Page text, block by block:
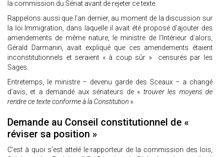
la commission du Sénat avant de rejeter ce texte.
Rappelons aussi que l’an dernier, au moment de la discussion sur
la loi Immigration, dans laquelle il avait été proposé d’ajouter des
amendements de même nature, le ministre de l’Intérieur d’alors,
Gérald Darmanin, avait expliqué que ces amendements étaient
inconstitutionnels et seraient « à coup sûr » censurés par les
Sages.
Entretemps, le ministre – devenu garde des Sceaux – a changé
d’avis, et a demandé aux sénateurs de « trouver les moyens de
rendre ce texte conforme à la Constitution ».
Demande au Conseil constitutionnel de «
réviser sa position »
C’est à quoi s’est attelé le rapporteur de la commission des lois,